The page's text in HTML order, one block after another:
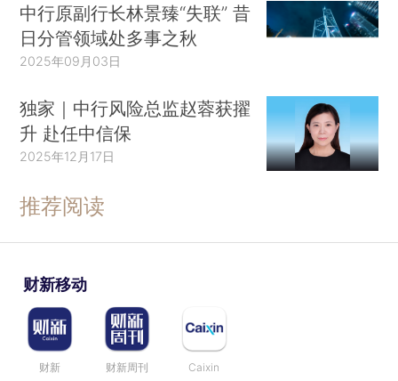
中行原副行长林景臻“失联” 昔
日分管领域处多事之秋
2025年09月03日
独家｜中行风险总监赵蓉获擢
升 赴任中信保
2025年12月17日
推荐阅读
财新移动
财新 财新周刊 Caixin